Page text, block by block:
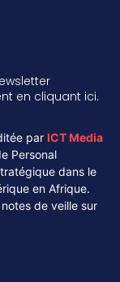
en cliquant ici.
par ICT Media
Personal
dans le
en Afrique.
de veille sur